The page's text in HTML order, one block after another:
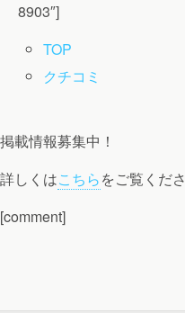
8903″]
TOP
クチコミ
掲載情報募集中！
詳しくはこちらをご覧くだ
[comment]